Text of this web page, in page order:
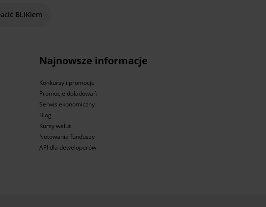
BLIKiem
Najnowsze informacje
Konkursy i promocje
Promocje doładowań
Serwis ekonomiczny
Blog
Kursy walut
Notowania funduszy
API dla deweloperów